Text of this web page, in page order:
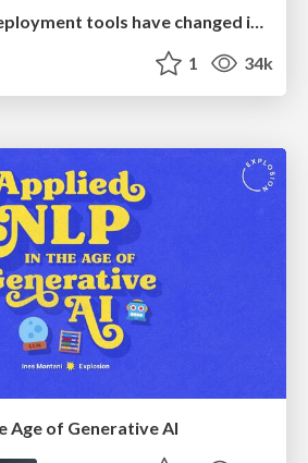
How Software Deployment tools have changed in the past 20 years
1 34k
Age of Generative AI